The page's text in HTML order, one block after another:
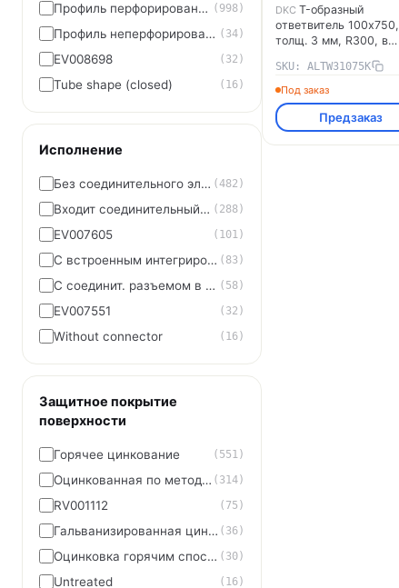
Профиль перфорированный (998)
Профиль неперфорированный (34)
EV008698 (32)
Tube shape (closed) (16)
Исполнение
Без соединительного элемента (482)
Входит соединительный элемент (288)
EV007605 (101)
С встроенным интегрированным соединителем (83)
С соединит. разъемом в комплекте (58)
EV007551 (32)
Without connector (16)
Защитное покрытие
поверхности
Горячее цинкование (551)
Оцинкованная по методу Сендзимира (314)
RV001112 (75)
Гальванизированная цинко-алюминиевая (36)
Оцинковка горячим способом по методу Сендзимира (30)
Untreated (16)
DKC T-образный
ответвитель 100х750,
толщ. 3 мм, R300, в
элементами,
необходимыми для
монтажа, алюминий
ALTW31075K DKC
SKU: ALTW31075K
Под заказ
Предзаказ